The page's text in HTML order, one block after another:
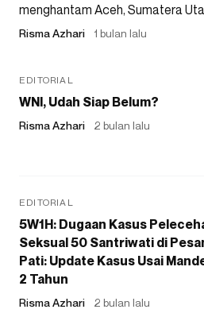
menghantam Aceh, Sumatera
Risma Azhari 1 bulan lalu
EDITORIAL
WNI, Udah Siap Belum?
Risma Azhari 2 bulan lalu
EDITORIAL
5W1H: Dugaan Kasus
Seksual 50 Santriwati di
Pati: Update Kasus Usai
2 Tahun
Risma Azhari 2 bulan lalu